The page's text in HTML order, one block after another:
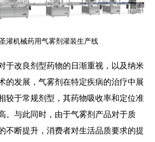
灌机械药用气雾剂灌装生产线
于改良剂型药物的日渐重视，以及纳米
的发展，气雾剂在特定疾病的治疗中展
较于常规剂型，其药物吸收率和定位准
。与此同时，由于气雾剂产品对于质
不断提升，消费者对生活品质要求的提